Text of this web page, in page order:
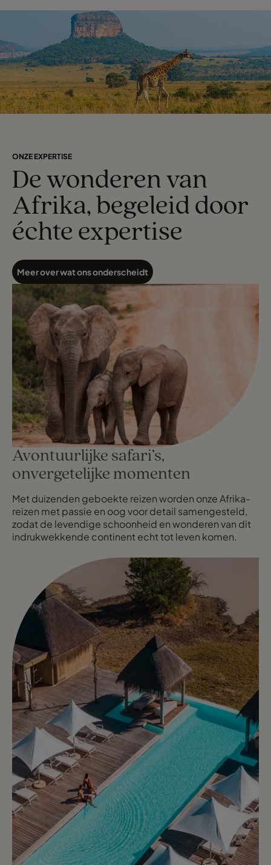
ONZE EXPERTISE
De wonderen van
Afrika, begeleid door
échte expertise
Meer over wat ons onderscheidt
Avontuurlijke safari’s,
onvergetelijke momenten
Met duizenden geboekte reizen worden onze Afrika-
reizen met passie en oog voor detail samengesteld,
zodat de levendige schoonheid en wonderen van dit
indrukwekkende continent echt tot leven komen.